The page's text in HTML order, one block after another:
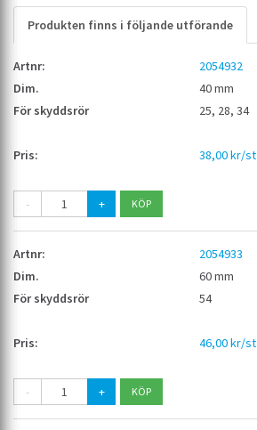
Produkten finns i följande utförande
2054932
40 mm
25, 28, 34
38,00 kr/st
- +
2054933
60 mm
54
46,00 kr/st
- +